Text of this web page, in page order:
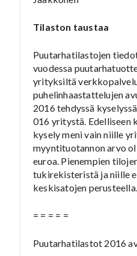
Tilaston taustaa
Puutarhatilastojen
vuodessa
yrityksiltä
puhelinhaastattelujen
2016 tehdyssä
016 yritystä. Edelliseen
kysely meni vain niille
myyntituotannon arvo
euroa. Pienempien
tukirekisteristä ja niille
keskisatojen perusteella.
= = = = =
Puutarhatilastot 2016